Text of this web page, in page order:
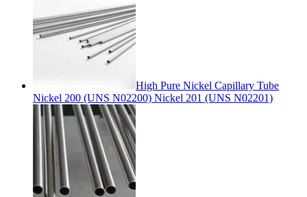
High Pure Nickel Capillary Tube
Nickel 200 (UNS N02200) Nickel 201 (UNS N02201)